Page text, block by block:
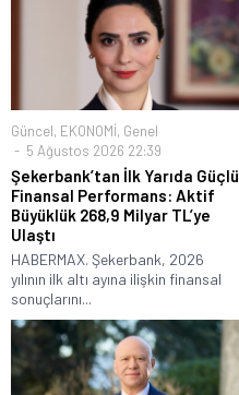
Güncel, EKONOMİ, Genel
5 Ağustos 2026 22:39
Şekerbank’tan İlk Yarıda Güçlü
Finansal Performans: Aktif
Büyüklük 268,9 Milyar TL’ye
Ulaştı
HABERMAX. Şekerbank, 2026
yılının ilk altı ayına ilişkin finansal
sonuçlarını...